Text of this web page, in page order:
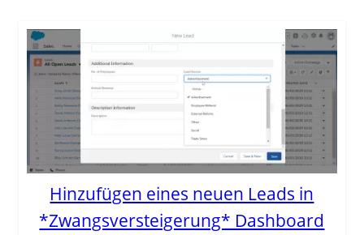
Hinzufügen eines neuen Leads in
*Zwangsversteigerung* Dashboard